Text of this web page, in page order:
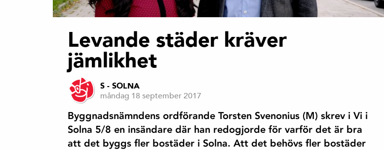
Levande städer kräver
jämlikhet
S - SOLNA
måndag 18 september 2017
Byggnadsnämndens ordförande Torsten Svenonius (M) skrev i Vi i
Solna 5/8 en insändare där han redogjorde för varför det är bra
att det byggs fler bostäder i Solna. Att det behövs fler bostäder